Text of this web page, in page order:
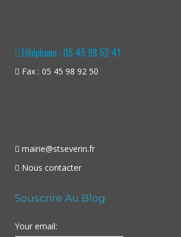
Téléphone : 05 45 98 52 41
Fax : 05 45 98 92 50
mairie@stseverin.fr
Nous contacter
Souscrire Au Blog
Your email: